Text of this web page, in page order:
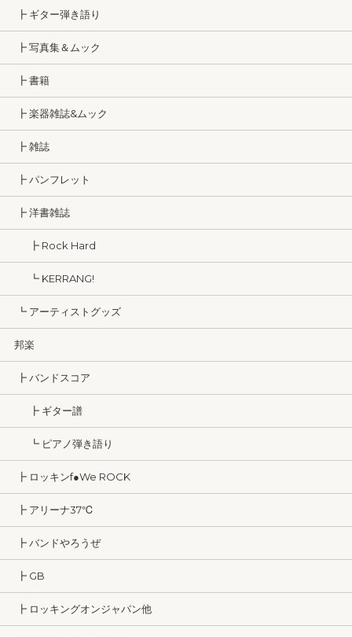
┣ ギター弾き語り
┣ 写真集＆ムック
┣ 書籍
┣ 楽器雑誌&ムック
┣ 雑誌
┣ パンフレット
┣ 洋書雑誌
┣ Rock Hard
┗ KERRANG!
┗ アーティストグッズ
邦楽
┣ バンドスコア
┣ ギター譜
┗ ピアノ弾き語り
┣ ロッキンf●We ROCK
┣ アリーナ37℃
┣ バンドやろうぜ
┣ GB
┣ ロッキングオンジャパン他